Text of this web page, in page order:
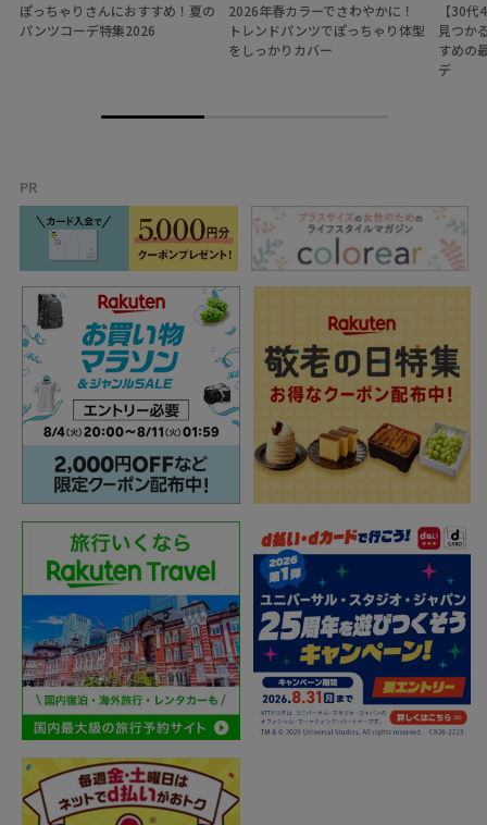
ぽっちゃりさんにおすすめ！夏の
パンツコーデ特集2026
2026年春カラーでさわやかに！
トレンドパンツでぽっちゃり体型
をしっかりカバー
【30
見つか
すめの
デ
PR